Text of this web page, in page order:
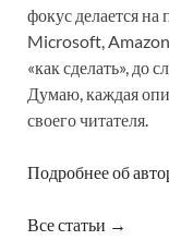
фокус делается
Microsoft, Amazon
«как сделать», до
Думаю, каждая
своего читателя.
Подробнее об
Все статьи →